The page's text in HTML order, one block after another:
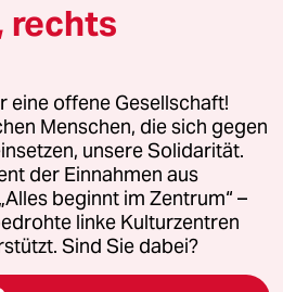
GmbH
Fragen oder für Genehmigungen
Kommune-Richtlinien
Impressum AGB
rechts
offene Gesellschaft!
Menschen, die sich gegen
unsere Solidarität.
der Einnahmen aus
beginnt im Zentrum“ –
linke Kulturzentren
Sind Sie dabei?